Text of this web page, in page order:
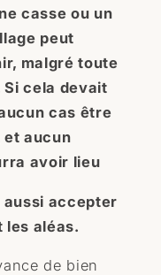
casse ou un
peut
malgré toute
cela devait
cas être
et aucun
avoir lieu
accepter
les aléas.
de bien